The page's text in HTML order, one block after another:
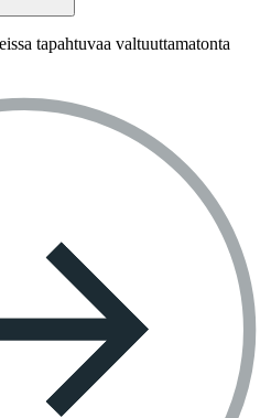
tapahtuvaa valtuuttamatonta